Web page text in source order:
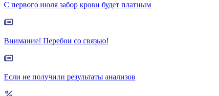
С первого июля забор крови будет платным
Внимание! Перебои со связью!
Если не получили результаты анализов